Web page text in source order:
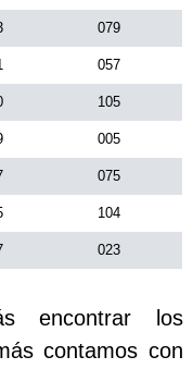
079
057
105
005
075
104
023
encontrar los
contamos con